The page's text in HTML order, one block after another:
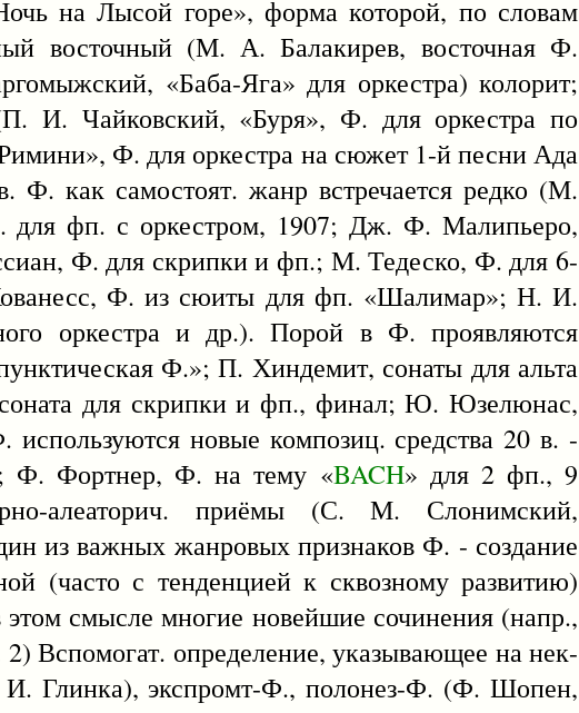
на Лысой горе», форма которой, по словам
восточный (М. А. Балакирев, восточная Ф.
«Баба-Яга» для оркестра) колорит;
И. Чайковский, «Буря», Ф. для оркестра по
Ф. для оркестра на сюжет 1-й песни Ада
как самостоят. жанр встречается редко (М.
для фп. с оркестром, 1907; Дж. Ф. Малипьеро,
Ф. для скрипки и фп.; М. Тедеско, Ф. для 6-
Ф. из сюиты для фп. «Шалимар»; Н. И.
оркестра и др.). Порой в Ф. проявляются
Ф.»; П. Хиндемит, сонаты для альта
для скрипки и фп., финал; Ю. Юзелюнас,
новые композиц. средства 20 в. -
Ф. Фортнер, Ф. на тему «BACH» для 2 фп., 9
алеаторич. приёмы (С. М. Слонимский,
из важных жанровых признаков Ф. - создание
(часто с тенденцией к сквозному развитию)
смысле многие новейшие сочинения (напр.,
Вспомогат. определение, указывающее на нек-
И. Глинка), экспромт-Ф., полонез-Ф. (Ф. Шопен,